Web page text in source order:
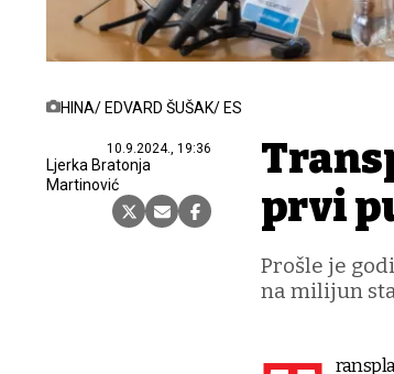
HINA/ EDVARD ŠUŠAK/ ES
10.9.2024., 19:36
Ljerka Bratonja
Martinović
prvi
Prošle je
na milijun